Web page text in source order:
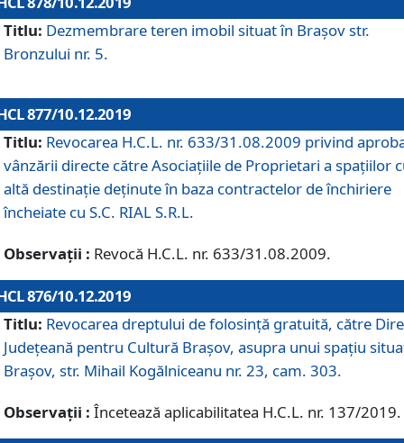
Titlu: Dezmembrare teren imobil situat în Brașov str.
Bronzului nr. 5.
877/10.12.2019
Titlu: Revocarea H.C.L. nr. 633/31.08.2009 privind
vânzării directe către Asociațiile de Proprietari a spațiilor
altă destinație deținute în baza contractelor de închiriere
încheiate cu S.C. RIAL S.R.L.
Observații : Revocă H.C.L. nr. 633/31.08.2009.
876/10.12.2019
Titlu: Revocarea dreptului de folosinţă gratuită, către
Judeţeană pentru Cultură Braşov, asupra unui spaţiu
Braşov, str. Mihail Kogălniceanu nr. 23, cam. 303.
Observații : Încetează aplicabilitatea H.C.L. nr. 137/2019.